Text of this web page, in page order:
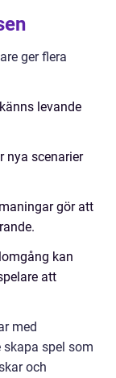
ger flera
levande
nya scenarier
gör att
kan
att
med
spel som
och